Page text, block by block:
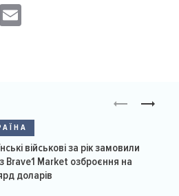
Twitter
військові за рік замовили
Brave1 Market озброєння на
доларів